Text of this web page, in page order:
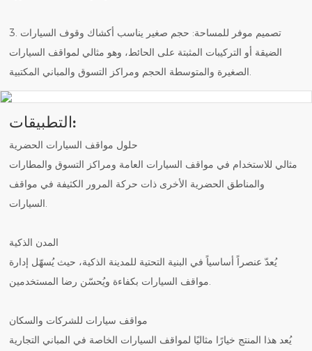
3. تصميم موفر للمساحة: حجم صغير يناسب أكشاك وقوف السيارات
الضيقة أو التركيبات المثبتة على الحائط، وهو مثالي لمواقف السيارات
الصغيرة والمتوسطة الحجم ومراكز التسوق والمباني المكتبية.
التطبيقات:
حلول مواقف السيارات الحضرية
مثالي للاستخدام في مواقف السيارات العامة ومراكز التسوق والمطارات
والمناطق الحضرية الأخرى ذات حركة المرور الكثيفة في مواقف
السيارات.
المدن الذكية
يُعدّ عنصراً أساسياً في البنية التحتية للمدينة الذكية، حيث يُسهّل إدارة
مواقف السيارات بكفاءة ويُحسّن رضا المستخدمين.
مواقف سيارات للشركات والسكان
يُعد هذا المنتج خيارًا مثاليًا لمواقف السيارات الخاصة في المباني التجارية